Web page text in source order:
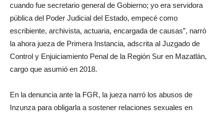
cuando fue secretario general de Gobierno; yo era servidora
pública del Poder Judicial del Estado, empecé como
escribiente, archivista, actuaria, encargada de causas”, narró
la ahora jueza de Primera Instancia, adscrita al Juzgado de
Control y Enjuiciamiento Penal de la Región Sur en Mazatlán,
cargo que asumió en 2018.
En la denuncia ante la FGR, la jueza narró los abusos de
Inzunza para obligarla a sostener relaciones sexuales en